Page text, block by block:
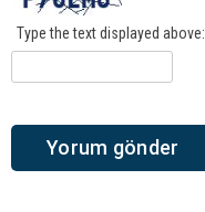
Type the text displayed above: